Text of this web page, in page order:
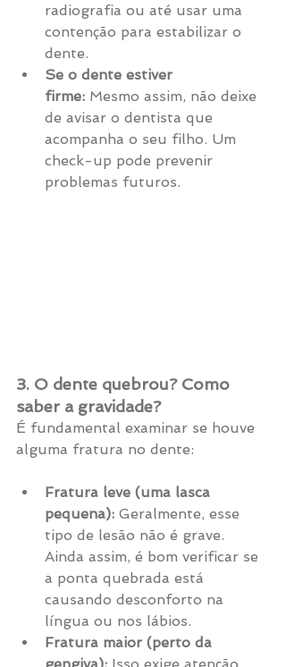
radiografia ou até usar uma
contenção para estabilizar o
dente.
Se o dente estiver
firme: Mesmo assim, não deixe
de avisar o dentista que
acompanha o seu filho. Um
check-up pode prevenir
problemas futuros.
3. O dente quebrou? Como
saber a gravidade?
É fundamental examinar se houve
alguma fratura no dente:
Fratura leve (uma lasca
pequena): Geralmente, esse
tipo de lesão não é grave.
Ainda assim, é bom verificar se
a ponta quebrada está
causando desconforto na
língua ou nos lábios.
Fratura maior (perto da